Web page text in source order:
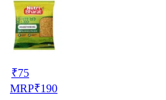
₹75
MRP₹190